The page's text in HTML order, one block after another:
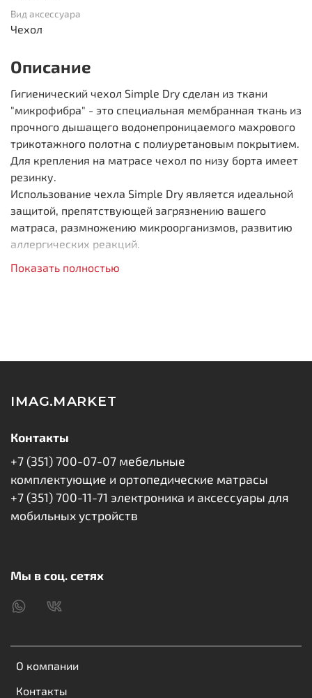
Вид аксессуара
Чехол
Описание
Гигиенический чехол Simple Dry сделан из ткани
"микрофибра" - это специальная мембранная ткань из
прочного дышащего водонепроницаемого махрового
трикотажного полотна с полиуретановым покрытием.
Для крепления на матрасе чехол по низу борта имеет
резинку.
Использование чехла Simple Dry является идеальной
защитой, препятствующей загрязнению вашего
матраса, размножению микроорганизмов, развитию
аллергических реакций.
Защищает от загрязнений
Показать полностью
IMAG.MARKET
О компании
Контакты
Контакты
+7 (351) 700-07-07 мебельные
комплектующие и ортопедические матрасы
+7 (351) 700-11-71 электроника и аксессуары для
мобильных устройств
Мы в соц. сетях